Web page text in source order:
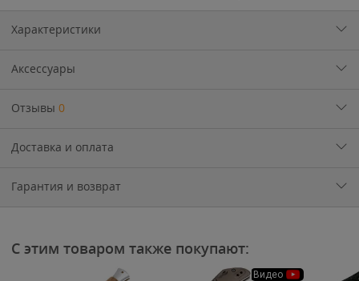
Характеристики
Аксессуары
Отзывы 0
Доставка и оплата
Гарантия и возврат
С этим товаром также покупают:
Видео